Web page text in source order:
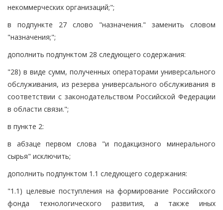
некоммерческих организаций;";
в подпункте 27 слово "назначения." заменить словом
"назначения;";
дополнить подпунктом 28 следующего содержания:
"28) в виде сумм, полученных операторами универсального
обслуживания, из резерва универсального обслуживания в
соответствии с законодательством Российской Федерации
в области связи.";
в пункте 2:
в абзаце первом слова "и подакцизного минерального
сырья" исключить;
дополнить подпунктом 1.1 следующего содержания:
"1.1) целевые поступления на формирование Российского
фонда технологического развития, а также иных